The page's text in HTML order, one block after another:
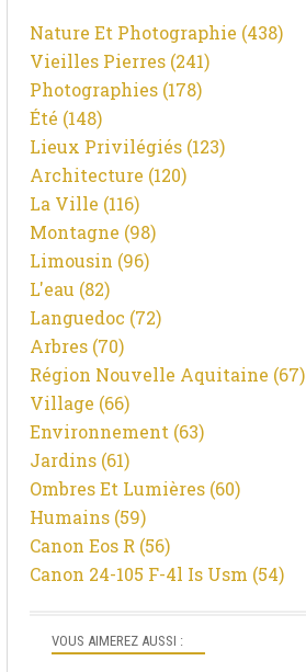
VOUS AIMEREZ AUSSI :
Nature Et Photographie (438)
Vieilles Pierres (241)
Photographies (178)
Été (148)
Lieux Privilégiés (123)
Architecture (120)
La Ville (116)
Montagne (98)
Limousin (96)
L'eau (82)
Languedoc (72)
Arbres (70)
Région Nouvelle Aquitaine (67)
Village (66)
Environnement (63)
Jardins (61)
Ombres Et Lumières (60)
Humains (59)
Canon Eos R (56)
Canon 24-105 F-4l Is Usm (54)